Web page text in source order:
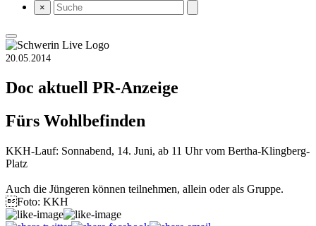
×
20.05.2014
Doc aktuell PR-Anzeige
Fürs Wohlbefinden
KKH-Lauf: Sonnabend, 14. Juni, ab 11 Uhr vom Bertha-Klingberg-
Platz
Auch die Jüngeren können teilnehmen, allein oder als Gruppe.
Foto: KKH